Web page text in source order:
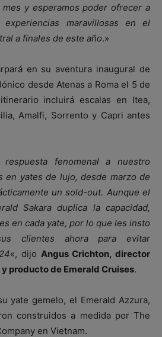
y esperamos poder ofrecer a
experiencias maravillosas en el
a finales de este año.»
en su aventura inaugural de
desde Atenas a Roma el 5 de
incluirá escalas en Itea,
Amalfi, Sorrento y Capri antes
fenomenal a nuestro
en yates de lujo, desde marzo de
un sold-out. Aunque el
Sakara duplica la capacidad,
en cada yate, por lo que les insto
clientes ahora para evitar
«, dijo Angus Crichton, director
producto de Emerald Cruises.
yate gemelo, el Emerald Azzura,
construidos a medida por The
en Vietnam.